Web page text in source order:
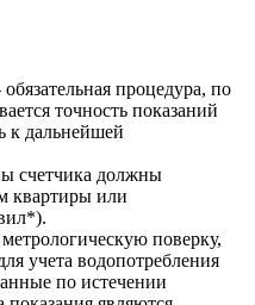
процедура, по
точность показаний
к дальнейшей
счетчика должны
квартиры или
поверку,
учета водопотребления
по истечении